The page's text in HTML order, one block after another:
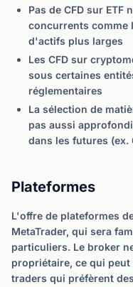
Pas de CFD sur
concurrents comme
d'actifs plus larges
Les CFD sur
sous certaines
réglementaires
La sélection de
pas aussi
dans les futures (ex.
Plateformes
L'offre de plateformes
MetaTrader, qui sera
particuliers. Le broker
propriétaire, ce qui
traders qui préfèrent